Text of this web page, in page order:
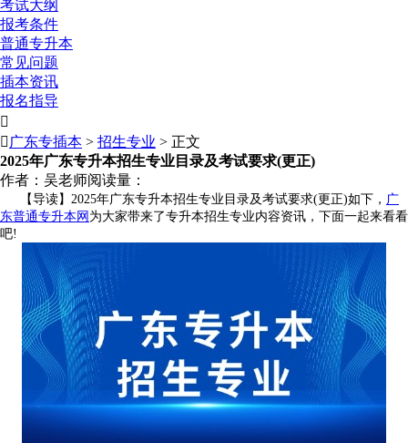
考试大纲
报考条件
普通专升本
常见问题
插本资讯
报名指导

 广东专插本 > 招生专业 > 正文
2025年广东专升本招生专业目录及考试要求(更正)
作者：吴老师阅读量：
【导读】2025年广东专升本招生专业目录及考试要求(更正)如下， 广
东普通专升本网 为大家带来了专升本招生专业内容资讯，下面一起来看看
吧!